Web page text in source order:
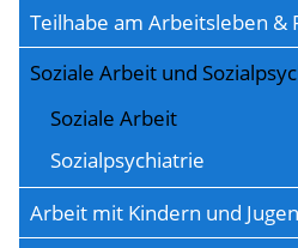
Teilhabe am Arbeitsleben &
Soziale Arbeit und
Soziale Arbeit
Sozialpsychiatrie
Arbeit mit Kindern und